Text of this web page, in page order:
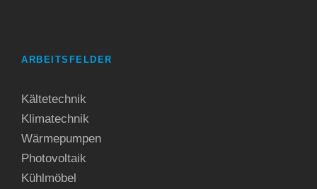
ARBEITSFELDER
Kältetechnik
Klimatechnik
Wärmepumpen
Photovoltaik
Kühlmöbel